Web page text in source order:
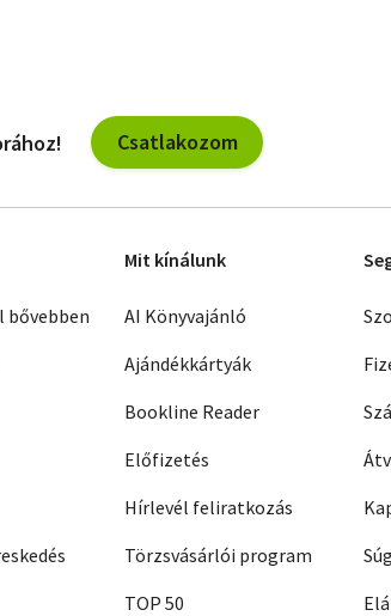
Csatlakozom
bővebben
Mit kínálunk
AI Könyvajánló
Ajándékkártyák
Bookline Reader
Előfizetés
Hírlevél feliratkozás
Törzsvásárlói program
TOP 50